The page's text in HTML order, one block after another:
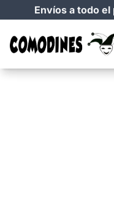
Envíos a todo